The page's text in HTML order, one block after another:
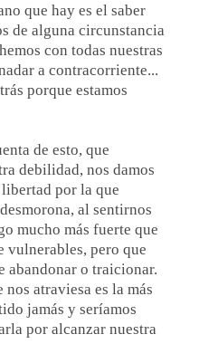
que hay es el saber
de alguna circunstancia
con todas nuestras
a contracorriente...
porque estamos
de esto, que
debilidad, nos damos
por la que
al sentirnos
mucho más fuerte que
vulnerables, pero que
abandonar o traicionar.
nos atraviesa es la más
jamás y seríamos
por alcanzar nuestra